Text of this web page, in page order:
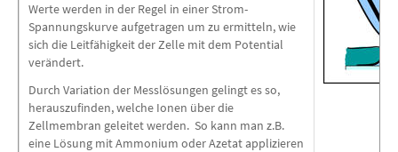
Werte werden in der Regel in einer Strom-
Spannungskurve aufgetragen um zu ermitteln, wie
sich die Leitfähigkeit der Zelle mit dem Potential
verändert.
Durch Variation der Messlösungen gelingt es so,
herauszufinden, welche Ionen über die
Zellmembran geleitet werden. So kann man z.B.
eine Lösung mit Ammonium oder Azetat applizieren